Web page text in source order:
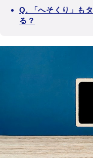
Q. 「へそくり」も
る？